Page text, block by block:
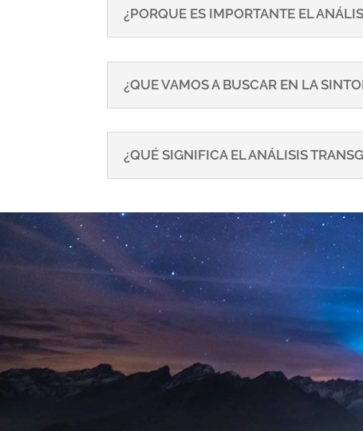
¿PORQUE ES IMPORTANTE EL
¿QUE VAMOS A BUSCAR EN LA
¿QUÉ SIGNIFICA EL ANÁLISIS